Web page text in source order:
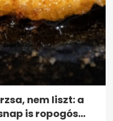
nem liszt: a
is ropogós...